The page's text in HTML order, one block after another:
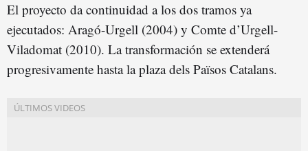
El proyecto da continuidad a los dos tramos ya
ejecutados: Aragó-Urgell (2004) y Comte d’Urgell-
Viladomat (2010). La transformación se extenderá
progresivamente hasta la plaza dels Països Catalans.